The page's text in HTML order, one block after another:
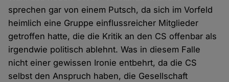
sprechen gar von einem Putsch, da sich im Vorfeld
heimlich eine Gruppe einflussreicher Mitglieder
getroffen hatte, die die Kritik an den CS offenbar als
irgendwie politisch ablehnt. Was in diesem Falle
nicht einer gewissen Ironie entbehrt, da die CS
selbst den Anspruch haben, die Gesellschaft